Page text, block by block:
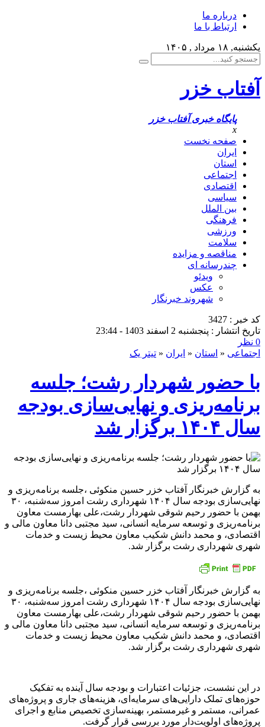
درباره ما
ارتباط با ما
یکشنبه, ۱۸ مرداد , ۱۴۰۵
آفتاب خزر
پایگاه خبری آفتاب خزر
x
صفحه نخست
ایران
استان
اجتماعی
اقتصادی
سیاسی
بین الملل
فرهنگی
ورزشی
سلامت
مناقصه و مزایده
چندرسانه ای
ویدئو
عکس
شهروند خبرنگار
کد خبر : 3427
تاریخ انتشار : پنجشنبه 2 اسفند 1403 - 23:44
0 نظر
اجتماعی « استان « ایران « تیتر یک
با حضور شهردار رشت؛ جلسه
برنامه‌ریزی و نهایی‌سازی بودجه
سال ۱۴۰۴ برگزار شد
به گزارش خبرنگار آفتاب خزر حسین منکوئی ،جلسه برنامه‌ریزی و
نهایی‌سازی بودجه سال ۱۴۰۴ شهرداری رشت امروز سه‌شنبه، ۳۰
بهمن با حضور رحیم شوقی شهردار رشت،علی بهارمست معاون
برنامه‌ریزی و توسعه سرمایه انسانی، سید مجتبی دانا معاون مالی و
اقتصادی، و محمد دانش شکیب معاون محیط زیست و خدمات
شهری شهرداری رشت برگزار شد.
به گزارش خبرنگار آفتاب خزر حسین منکوئی ،جلسه برنامه‌ریزی و
نهایی‌سازی بودجه سال ۱۴۰۴ شهرداری رشت امروز سه‌شنبه، ۳۰
بهمن با حضور رحیم شوقی شهردار رشت،علی بهارمست معاون
برنامه‌ریزی و توسعه سرمایه انسانی، سید مجتبی دانا معاون مالی و
اقتصادی، و محمد دانش شکیب معاون محیط زیست و خدمات
شهری شهرداری رشت برگزار شد.
در این نشست، جزئیات اعتبارات و بودجه سال آینده به تفکیک
حوزه‌های تملک دارایی‌های سرمایه‌ای، هزینه‌های جاری و پروژه‌های
عمرانی، مستمر و غیرمستمر، بهینه‌سازی تخصیص منابع و اجرای
پروژه‌های اولویت‌دار مورد بررسی قرار گرفت.